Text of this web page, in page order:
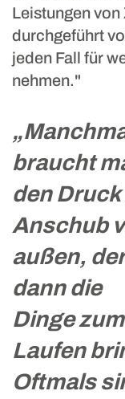
Leistungen
durchgeführt
jeden Fall für
nehmen."
braucht
den
Anschub
außen, der
dann die
Dinge zum
Laufen
Oftmals